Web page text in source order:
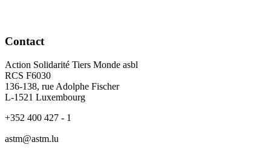
Contact
Action Solidarité Tiers Monde asbl
RCS F6030
136-138, rue Adolphe Fischer
L-1521 Luxembourg
+352 400 427 - 1
astm@astm.lu